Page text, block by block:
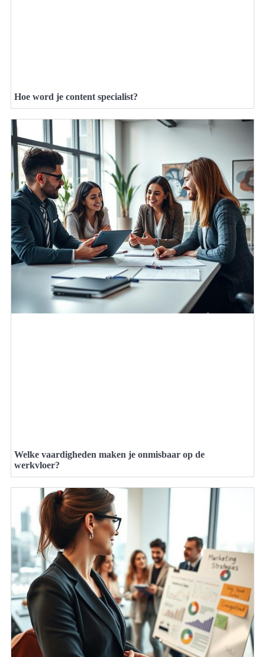
Hoe word je content specialist?
Welke vaardigheden maken je onmisbaar op de
werkvloer?